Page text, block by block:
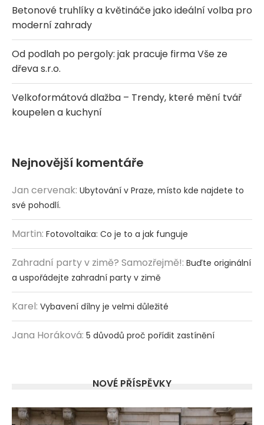
Betonové truhlíky a květináče jako ideální volba pro
moderní zahrady
Od podlah po pergoly: jak pracuje firma Vše ze
dřeva s.r.o.
Velkoformátová dlažba – Trendy, které mění tvář
koupelen a kuchyní
Nejnovější komentáře
Jan cervenak: Ubytování v Praze, místo kde najdete to
své pohodlí.
Martin: Fotovoltaika: Co je to a jak funguje
Zahradní party v zimě? Samozřejmě!: Buďte originální
a uspořádejte zahradní party v zimě
Karel: Vybavení dílny je velmi důležité
Jana Horáková: 5 důvodů proč pořídit zastínění
NOVÉ PŘÍSPĚVKY